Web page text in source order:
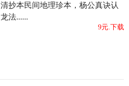
清抄本民间地理珍本，杨公真诀认
龙法......
9元.下载